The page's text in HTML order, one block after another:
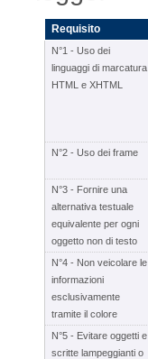
Requisito
N°1 - Uso dei
linguaggi di marcatura
HTML e XHTML
N°2 - Uso dei frame
N°3 - Fornire una
alternativa testuale
equivalente per ogni
oggetto non di testo
N°4 - Non veicolare le
informazioni
esclusivamente
tramite il colore
N°5 - Evitare oggetti e
scritte lampeggianti o